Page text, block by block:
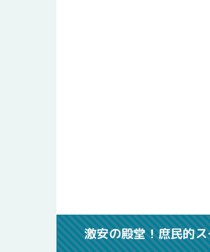
激安の殿堂！庶民的